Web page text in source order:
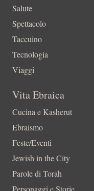
Salute
Spettacolo
Taccuino
Tecnologia
Viaggi
Vita Ebraica
Cucina e Kasherut
Ebraismo
Feste/Eventi
Jewish in the City
Parole di Torah
Personaggi e Storie